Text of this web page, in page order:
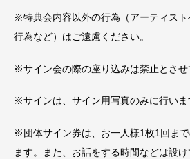
※特典会内容以外の行為（アーティス
行為など）はご遠慮ください。
※サイン会の際の座り込みは禁止とさせ
※サインは、サイン用写真のみに行いま
※団体サイン券は、お一人様1枚1回ま
ます。また、お話をする時間などは設